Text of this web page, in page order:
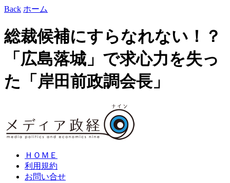
Back ホーム
総裁候補にすらなれない！？
「広島落城」で求心力を失っ
た「岸田前政調会長」
ＨＯＭＥ
利用規約
お問い合せ